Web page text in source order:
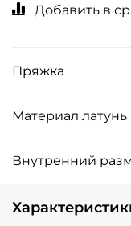
Добавить в
Пряжка
Материал латунь
Внутренний